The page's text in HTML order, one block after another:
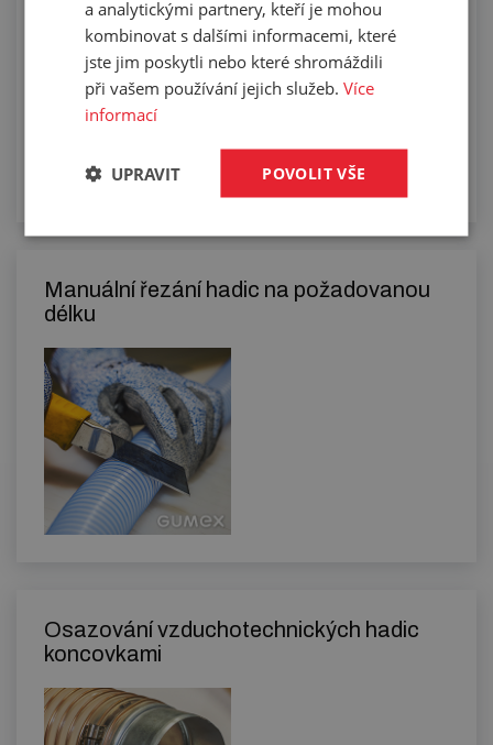
Manuální řezání hadic na požadovanou
délku
Osazování vzduchotechnických hadic
koncovkami
a analytickými partnery, kteří je mohou
kombinovat s dalšími informacemi, které
jste jim poskytli nebo které shromáždili
při vašem používání jejich služeb.Více
informací
POVOLIT VŠE
UPRAVIT